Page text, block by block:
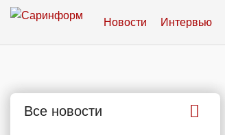
Новости Интервью
Все новости